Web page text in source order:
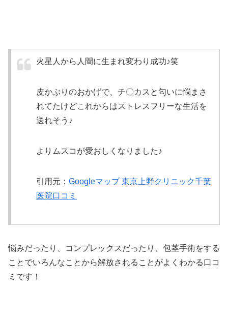
火星人から人間に生まれ変わり成功♪笑
皮かぶりのおかげで、チ〇カスと匂いに悩まさ
れてたけどこれからはストレスフリーな生活を
送れそう♪
よりムスコが愛おしくなりました♪
引用元： Googleマップ 東京上野クリニック千葉
医院口コミ
悩みだったり、コンプレックスだったり、包茎手術をする
ことでいろんなことから解放されることがよくわかる口コ
ミです！